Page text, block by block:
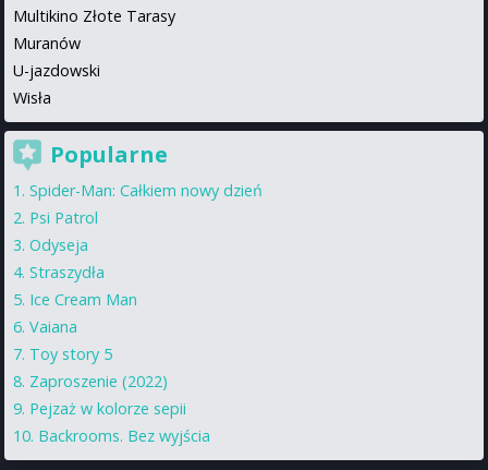
Multikino Złote Tarasy
Muranów
U-jazdowski
Wisła
Popularne
Spider-Man: Całkiem nowy dzień
Psi Patrol
Odyseja
Straszydła
Ice Cream Man
Vaiana
Toy story 5
Zaproszenie (2022)
Pejzaż w kolorze sepii
Backrooms. Bez wyjścia